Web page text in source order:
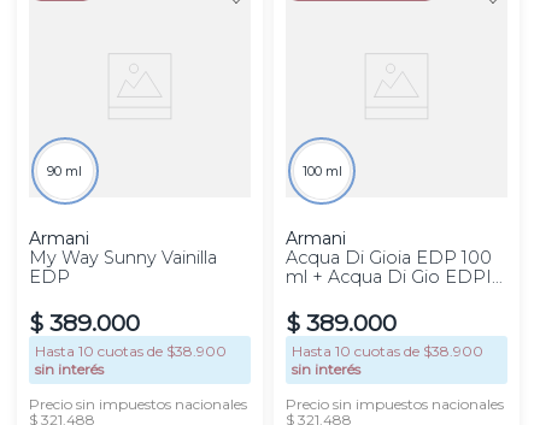
90 ml
Armani
My Way Sunny Vainilla
EDP
$ 389.000
Hasta 10 cuotas de $38.900
sin interés
Precio sin impuestos nacionales
$ 321.488
100 ml
Armani
Acqua Di Gioia EDP 100
ml + Acqua Di Gio EDPI
$ 389.000
Hasta10 cuotas de $38.900
sin interés
Precio sin impuestos nacionales
$ 321.488